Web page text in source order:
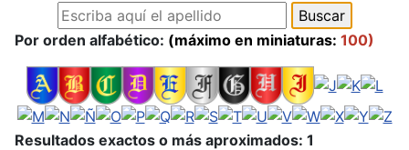
Por orden alfabético: (máximo en miniaturas: 100)
Resultados exactos o más aproximados: 1